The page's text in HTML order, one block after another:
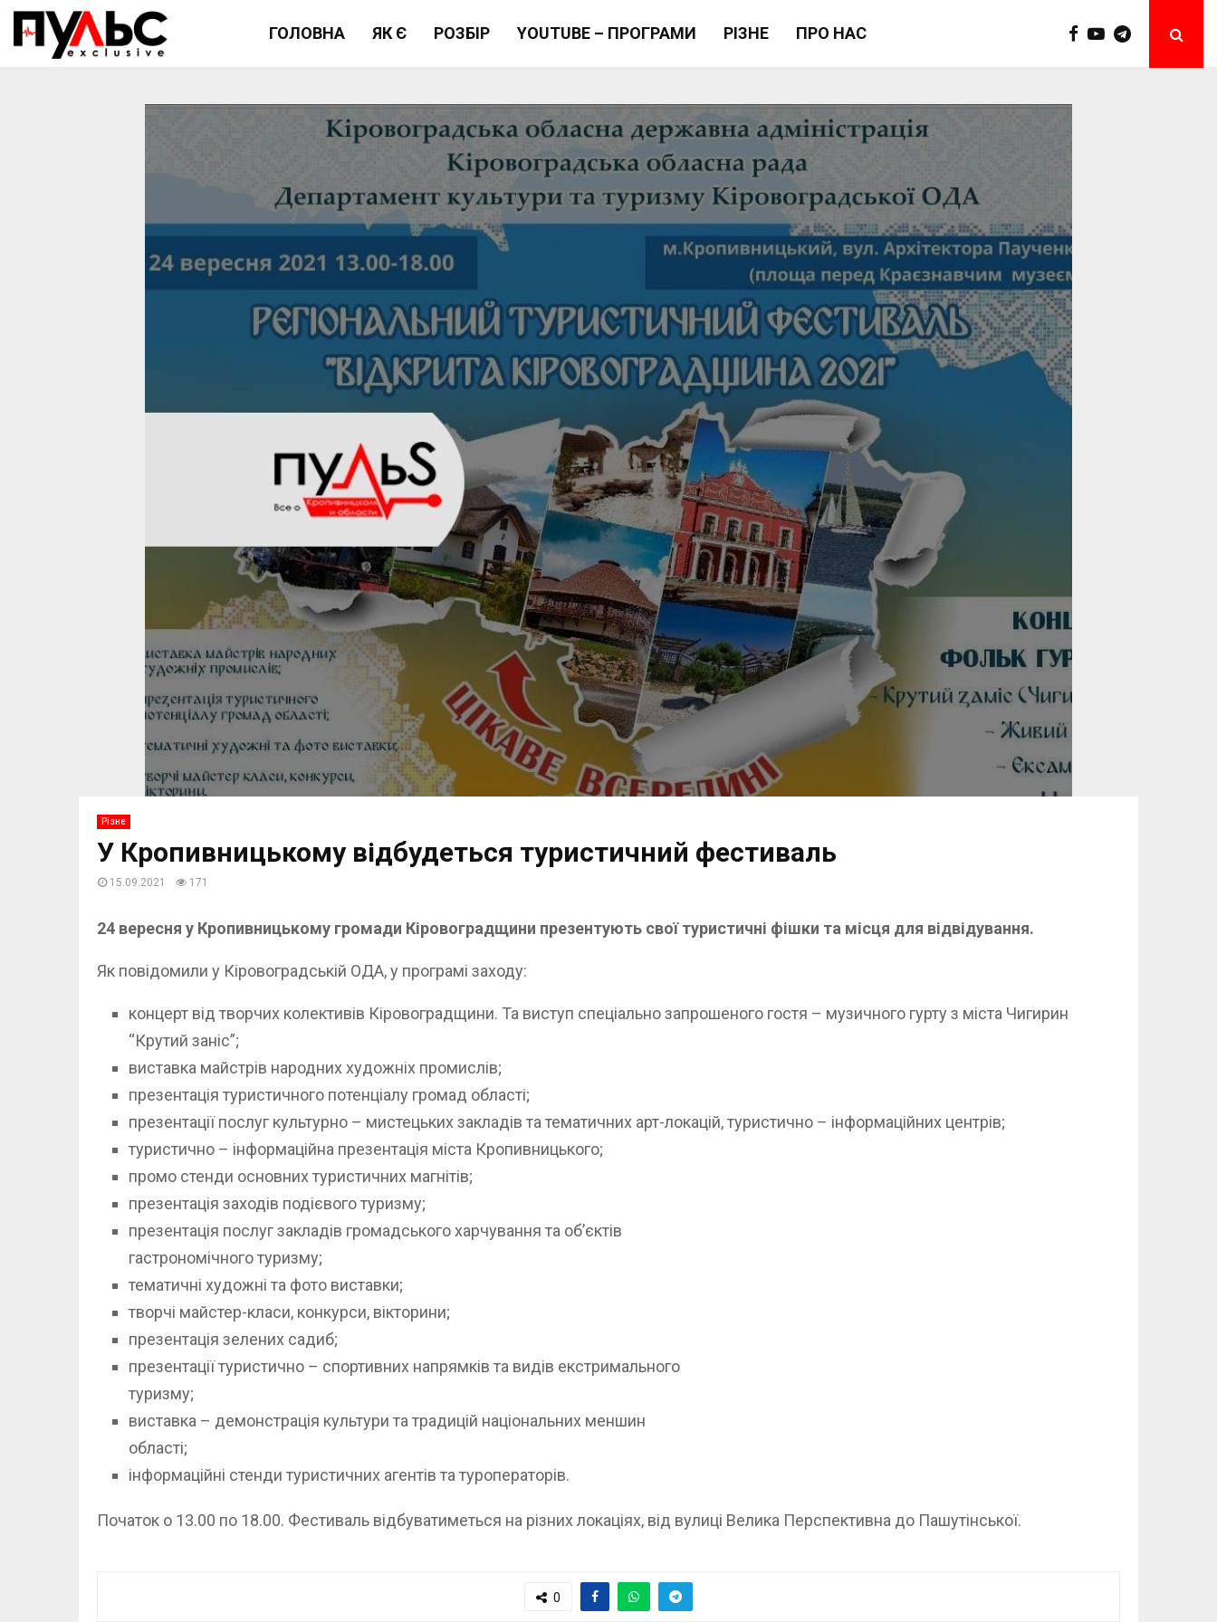
ГОЛОВНА ЯК Є РОЗБІР YOUTUBE – ПРОГРАМИ РІЗНЕ ПРО НАС
Різне
У Кропивницькому відбудеться туристичний фестиваль
15.09.2021 171
24 вересня у Кропивницькому громади Кіровоградщини презентують свої туристичні фішки та місця для відвідування.
Як повідомили у Кіровоградській ОДА, у програмі заходу:
концерт від творчих колективів Кіровоградщини. Та виступ спеціально запрошеного гостя – музичного гурту з міста Чигирин
“Крутий заніс”;
виставка майстрів народних художніх промислів;
презентація туристичного потенціалу громад області;
презентації послуг культурно – мистецьких закладів та тематичних арт-локацій, туристично – інформаційних центрів;
туристично – інформаційна презентація міста Кропивницького;
промо стенди основних туристичних магнітів;
презентація заходів подієвого туризму;
презентація послуг закладів громадського харчування та об’єктів
гастрономічного туризму;
тематичні художні та фото виставки;
творчі майстер-класи, конкурси, вікторини;
презентація зелених садиб;
презентації туристично – спортивних напрямків та видів екстримального
туризму;
виставка – демонстрація культури та традицій національних меншин
області;
інформаційні стенди туристичних агентів та туроператорів.
Початок о 13.00 по 18.00. Фестиваль відбуватиметься на різних локаціях, від вулиці Велика Перспективна до Пашутінської.
0